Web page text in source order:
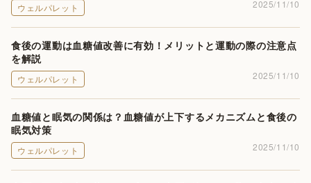
ウェルパレット 2025/11/10
食後の運動は血糖値改善に有効！メリットと運動の際の注意点
を解説
ウェルパレット 2025/11/10
血糖値と眠気の関係は？血糖値が上下するメカニズムと食後の
眠気対策
ウェルパレット 2025/11/10